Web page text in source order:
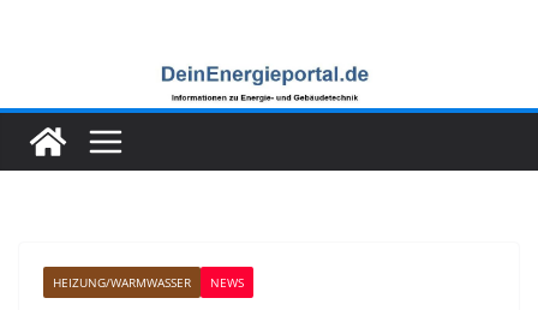
HEIZUNG/WARMWASSER NEWS